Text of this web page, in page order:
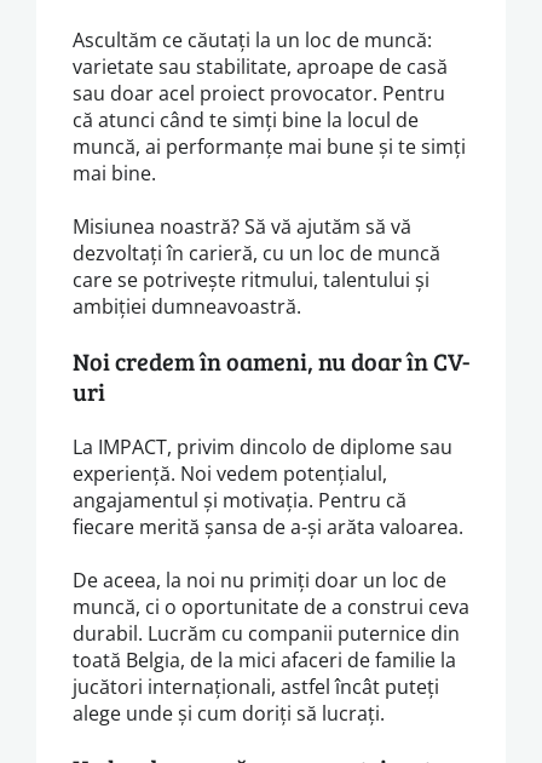
Ascultăm ce căutați la un loc de muncă:
varietate sau stabilitate, aproape de casă
sau doar acel proiect provocator. Pentru
că atunci când te simți bine la locul de
muncă, ai performanțe mai bune și te simți
mai bine.
Misiunea noastră? Să vă ajutăm să vă
dezvoltați în carieră, cu un loc de muncă
care se potrivește ritmului, talentului și
ambiției dumneavoastră.
Noi credem în oameni, nu doar în CV-
uri
La IMPACT, privim dincolo de diplome sau
experiență. Noi vedem potențialul,
angajamentul și motivația. Pentru că
fiecare merită șansa de a-și arăta valoarea.
De aceea, la noi nu primiți doar un loc de
muncă, ci o oportunitate de a construi ceva
durabil. Lucrăm cu companii puternice din
toată Belgia, de la mici afaceri de familie la
jucători internaționali, astfel încât puteți
alege unde și cum doriți să lucrați.